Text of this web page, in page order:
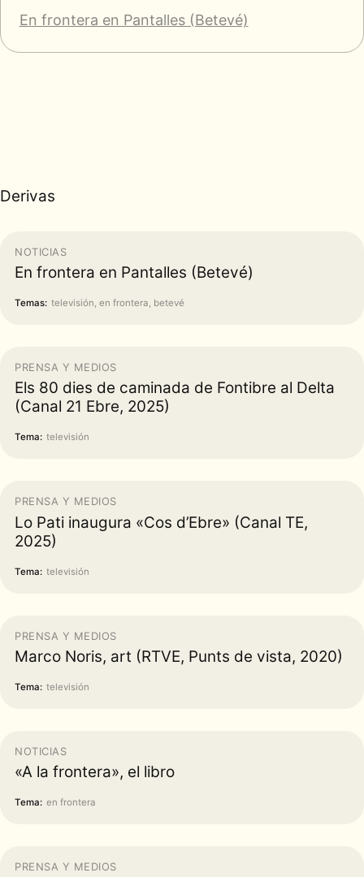
En frontera en Pantalles (Betevé)
Derivas
NOTICIAS
En frontera en Pantalles (Betevé)
Temas: televisión, en frontera, betevé
PRENSA Y MEDIOS
Els 80 dies de caminada de Fontibre al Delta
(Canal 21 Ebre, 2025)
Tema: televisión
PRENSA Y MEDIOS
Lo Pati inaugura «Cos d’Ebre» (Canal TE,
2025)
Tema: televisión
PRENSA Y MEDIOS
Marco Noris, art (RTVE, Punts de vista, 2020)
Tema: televisión
NOTICIAS
«A la frontera», el libro
Tema: en frontera
PRENSA Y MEDIOS